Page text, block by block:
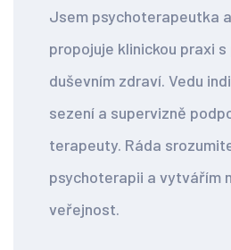
Jsem psychoterapeutka
propojuje klinickou praxi s
duševním zdraví. Vedu
sezení a supervizně
terapeuty. Ráda
psychoterapii a vytvářím
veřejnost.